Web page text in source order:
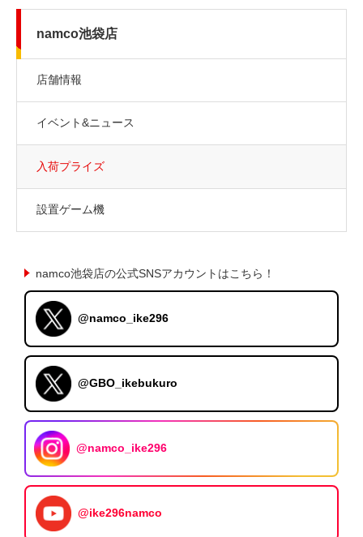
namco池袋店
店舗情報
イベント&ニュース
入荷プライズ
設置ゲーム機
namco池袋店の公式SNSアカウントはこちら！
@namco_ike296
@GBO_ikebukuro
@namco_ike296
@ike296namco